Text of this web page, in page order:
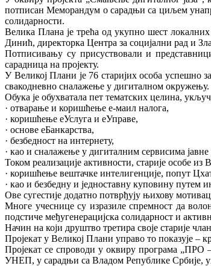
потписан Меморандум о сарадњи са циљем
солидарности.
Велика Плана је трећа од укупно шест
Динић, директорка Центра за социјални рад и
Потписивању су присуствовали и
сарадница на пројекту.
У Великој Плани је 76 старијих особа успешно
свакодневно сналажење у дигиталном окружењу.
Обука је обухватала пет тематских целина,
· отварање и коришћење е-маил налога,
· коришћење еУслуга и еУправе,
· основе еБанкарства,
· безбедност на интернету,
· као и сналажење у дигиталним сервисима јавне
Током реализације активности, старије особе
· коришћење вештачке интелигенције, попут
· као и безбедну и једноставну куповину путем
Ове сугестије додатно потврђују њихову
Многе учеснице су изразиле спремност да
подстиче међугенерацијска солидарност и
Начин на који друштво третира своје старије
Пројекат у Великој Плани управо то показује –
Пројекат се спроводи у оквиру програма
УНЕП, у сарадњи са Владом Републике Србије,